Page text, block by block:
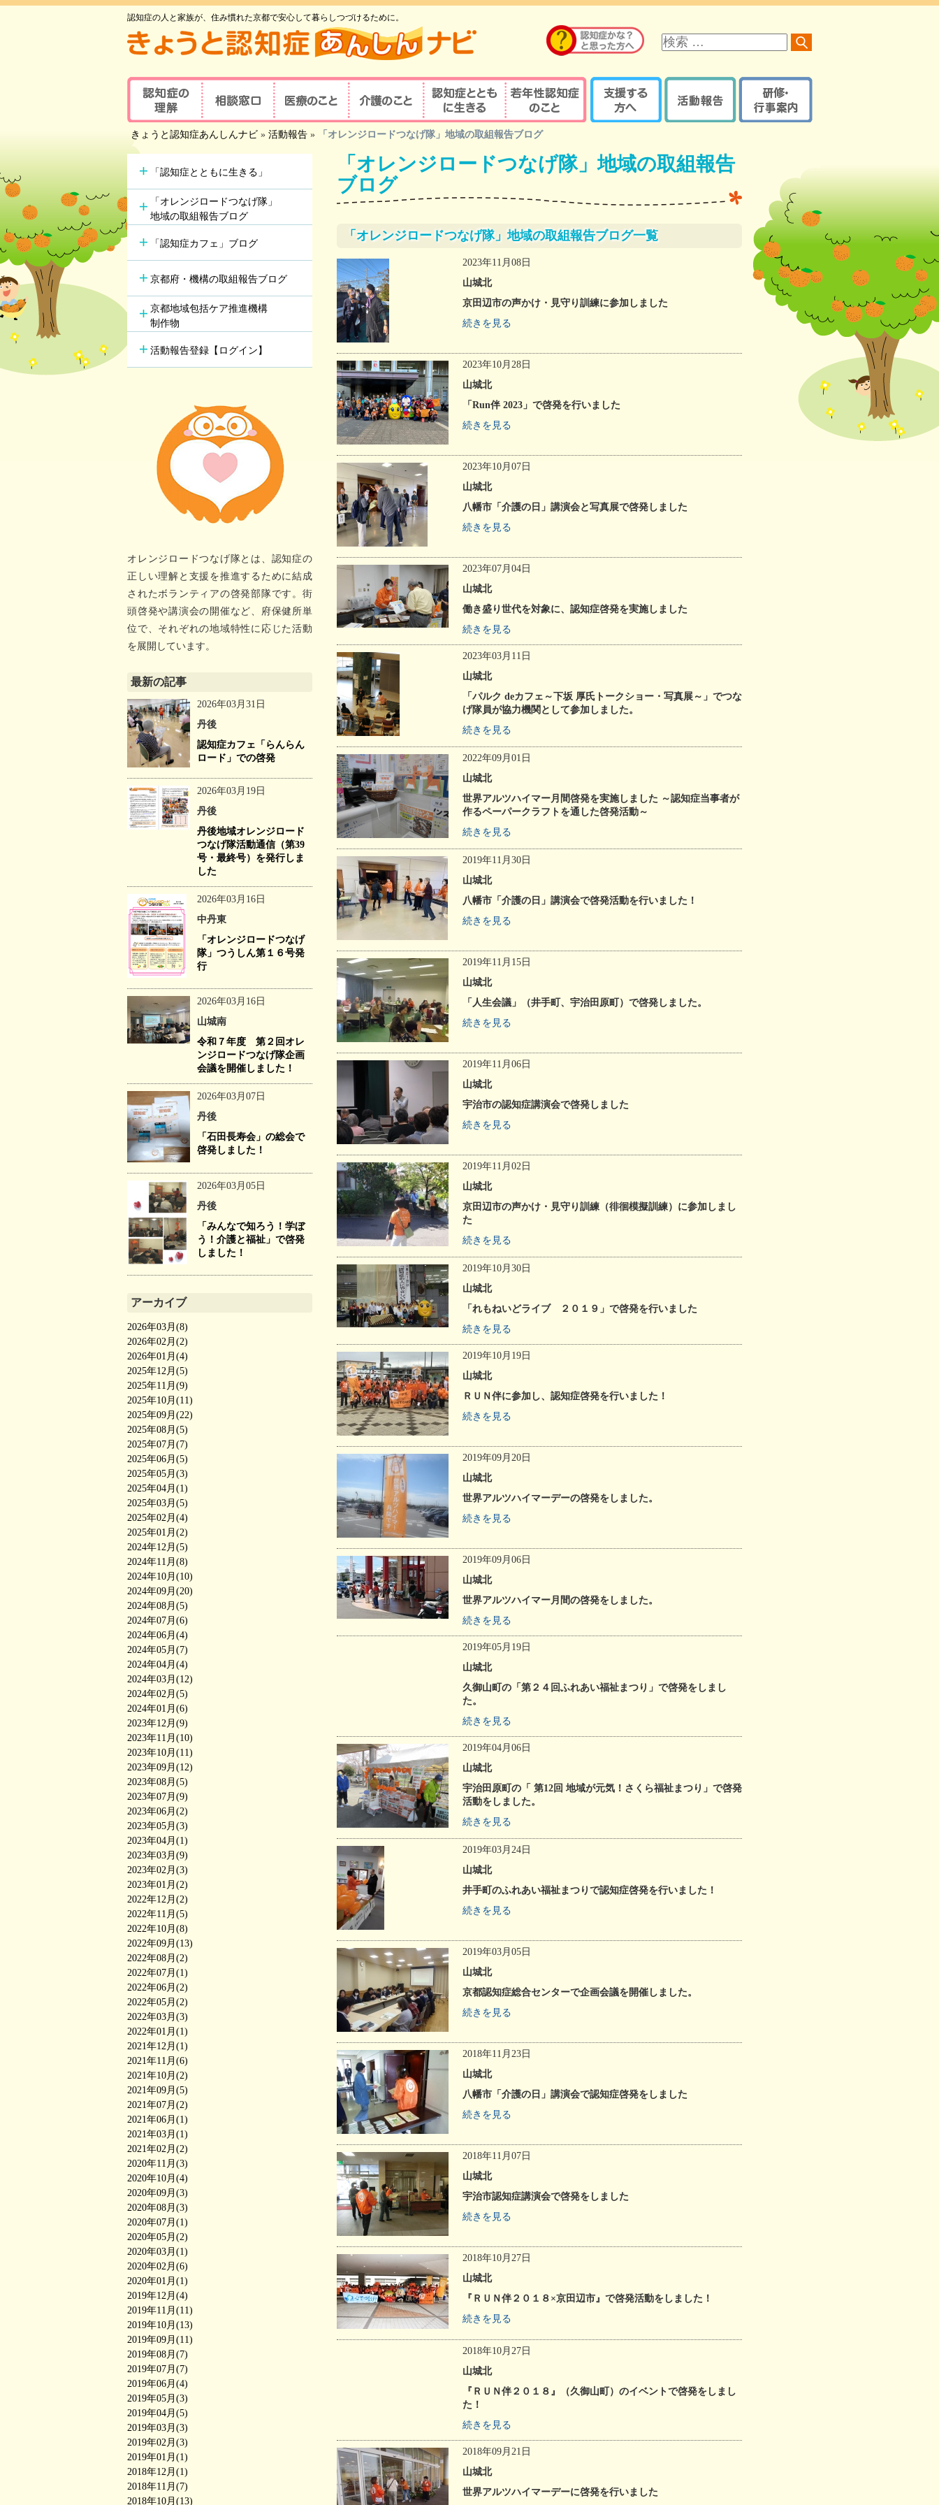
認知症の人と家族が、住み慣れた京都で安心して暮らしつづけるために。
イ
ト
索
認知症の理解
認知症とは
主な原因疾患
症状と対応方法
セルフチェックシート
相談窓口
京都府認知症
事業所
地域包括支援センター
認知症の方やその家族の
認知症初期集中支援
チーム
認知症高齢者等
行方不明時の早期発見
若年性認知症支援チーム
（おれんじブリッジ）
医療のこと
医療の重要性
認知症の診察・診療が
可能な医療機関を探す
認知症対応力向上研修
受講者（医療関係者）
認知症疾患医療センター
学会が認定する専門医等
アルツハイマー型認知症
の新しい治療薬
介護のこと
介護の重要性
介護サービス
認知症の人と家族を支え
るケアマネジャー
認知症とともに生
きる
若年性認知症のこ
相談窓口
若年性認知症ならではの
諸問題
ポイント
若年性認知症
京都式認知症ケアパス
とは？
認知症本人・家族教室
認知症カフェブログ
京都府・機構の取組報告
ブログ
研修・イベントなどの
登録【ログイン】
きょうと認知症あんしんナビ » 活動報告 » 「オレンジロードつなげ隊」地域の取組報告ブログ
「オレンジロードつなげ隊」地域の取組報告
ブログ
「オレンジロードつなげ隊」地域の取組報告ブログ一覧
2023年11月08日
山城北
京田辺市の声かけ・見守り訓練に参加しました
続きを見る
2023年10月28日
山城北
「Run伴 2023」で啓発を行いました
続きを見る
2023年10月07日
山城北
八幡市「介護の日」講演会と写真展で啓発しました
続きを見る
2023年07月04日
山城北
働き盛り世代を対象に、認知症啓発を実施しました
続きを見る
2023年03月11日
山城北
「パルク deカフェ～下坂 厚氏トークショー・写真展～」でつな
げ隊員が協力機関として参加しました。
続きを見る
2022年09月01日
山城北
世界アルツハイマー月間啓発を実施しました ～認知症当事者が
作るペーパークラフトを通した啓発活動～
続きを見る
2019年11月30日
山城北
八幡市「介護の日」講演会で啓発活動を行いました！
続きを見る
2019年11月15日
山城北
「人生会議」（井手町、宇治田原町）で啓発しました。
続きを見る
2019年11月06日
山城北
宇治市の認知症講演会で啓発しました
続きを見る
2019年11月02日
山城北
京田辺市の声かけ・見守り訓練（徘徊模擬訓練）に参加しまし
た
続きを見る
2019年10月30日
山城北
「れもねいどライブ ２０１９」で啓発を行いました
続きを見る
2019年10月19日
山城北
ＲＵＮ伴に参加し、認知症啓発を行いました！
続きを見る
2019年09月20日
山城北
世界アルツハイマーデーの啓発をしました。
続きを見る
2019年09月06日
山城北
世界アルツハイマー月間の啓発をしました。
続きを見る
2019年05月19日
山城北
久御山町の「第２４回ふれあい福祉まつり」で啓発をしまし
た。
続きを見る
2019年04月06日
山城北
宇治田原町の「 第12回 地域が元気！さくら福祉まつり」で啓発
活動をしました。
続きを見る
2019年03月24日
山城北
井手町のふれあい福祉まつりで認知症啓発を行いました！
続きを見る
2019年03月05日
山城北
京都認知症総合センターで企画会議を開催しました。
続きを見る
2018年11月23日
山城北
八幡市「介護の日」講演会で認知症啓発をしました
続きを見る
2018年11月07日
山城北
宇治市認知症講演会で啓発をしました
続きを見る
2018年10月27日
山城北
『ＲＵＮ伴２０１８×京田辺市』で啓発活動をしました！
続きを見る
2018年10月27日
山城北
『ＲＵＮ伴２０１８』（久御山町）のイベントで啓発をしまし
た！
続きを見る
2018年09月21日
山城北
世界アルツハイマーデーに啓発を行いました
「認知症とともに生きる」
「オレンジロードつなげ隊」
地域の取組報告ブログ
「認知症カフェ」ブログ
京都府・機構の取組報告ブログ
京都地域包括ケア推進機構
制作物
活動報告登録【ログイン】
オレンジロードつなげ隊とは、認知症の
正しい理解と支援を推進するために結成
されたボランティアの啓発部隊です。街
頭啓発や講演会の開催など、府保健所単
位で、それぞれの地域特性に応じた活動
を展開しています。
最新の記事
2026年03月31日
丹後
認知症カフェ「らんらん
ロード」での啓発
2026年03月19日
丹後
丹後地域オレンジロード
つなげ隊活動通信（第39
号・最終号）を発行しま
した
2026年03月16日
中丹東
「オレンジロードつなげ
隊」つうしん第１６号発
行
2026年03月16日
山城南
令和７年度 第２回オレ
ンジロードつなげ隊企画
会議を開催しました！
2026年03月07日
丹後
「石田長寿会」の総会で
啓発しました！
2026年03月05日
丹後
「みんなで知ろう！学ぼ
う！介護と福祉」で啓発
しました！
アーカイブ
2026年03月(8)
2026年02月(2)
2026年01月(4)
2025年12月(5)
2025年11月(9)
2025年10月(11)
2025年09月(22)
2025年08月(5)
2025年07月(7)
2025年06月(5)
2025年05月(3)
2025年04月(1)
2025年03月(5)
2025年02月(4)
2025年01月(2)
2024年12月(5)
2024年11月(8)
2024年10月(10)
2024年09月(20)
2024年08月(5)
2024年07月(6)
2024年06月(4)
2024年05月(7)
2024年04月(4)
2024年03月(12)
2024年02月(5)
2024年01月(6)
2023年12月(9)
2023年11月(10)
2023年10月(11)
2023年09月(12)
2023年08月(5)
2023年07月(9)
2023年06月(2)
2023年05月(3)
2023年04月(1)
2023年03月(9)
2023年02月(3)
2023年01月(2)
2022年12月(2)
2022年11月(5)
2022年10月(8)
2022年09月(13)
2022年08月(2)
2022年07月(1)
2022年06月(2)
2022年05月(2)
2022年03月(3)
2022年01月(1)
2021年12月(1)
2021年11月(6)
2021年10月(2)
2021年09月(5)
2021年07月(2)
2021年06月(1)
2021年03月(1)
2021年02月(2)
2020年11月(3)
2020年10月(4)
2020年09月(3)
2020年08月(3)
2020年07月(1)
2020年05月(2)
2020年03月(1)
2020年02月(6)
2020年01月(1)
2019年12月(4)
2019年11月(11)
2019年10月(13)
2019年09月(11)
2019年08月(7)
2019年07月(7)
2019年06月(4)
2019年05月(3)
2019年04月(5)
2019年03月(3)
2019年02月(3)
2019年01月(1)
2018年12月(1)
2018年11月(7)
2018年10月(13)